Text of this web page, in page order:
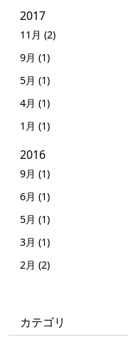
2017
11月 (2)
9月 (1)
5月 (1)
4月 (1)
1月 (1)
2016
9月 (1)
6月 (1)
5月 (1)
3月 (1)
2月 (2)
カテゴリ